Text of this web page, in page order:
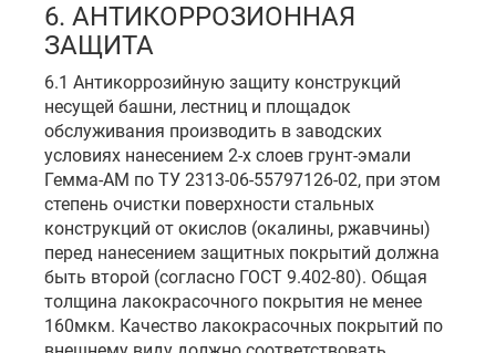
6. АНТИКОРРОЗИОННАЯ
ЗАЩИТА
6.1 Антикоррозийную защиту конструкций
несущей башни, лестниц и площадок
обслуживания производить в заводских
условиях нанесением 2-х слоев грунт-эмали
Гемма-АМ по ТУ 2313-06-55797126-02, при этом
степень очистки поверхности стальных
конструкций от окислов (окалины, ржавчины)
перед нанесением защитных покрытий должна
быть второй (согласно ГОСТ 9.402-80). Общая
толщина лакокрасочного покрытия не менее
160мкм. Качество лакокрасочных покрытий по